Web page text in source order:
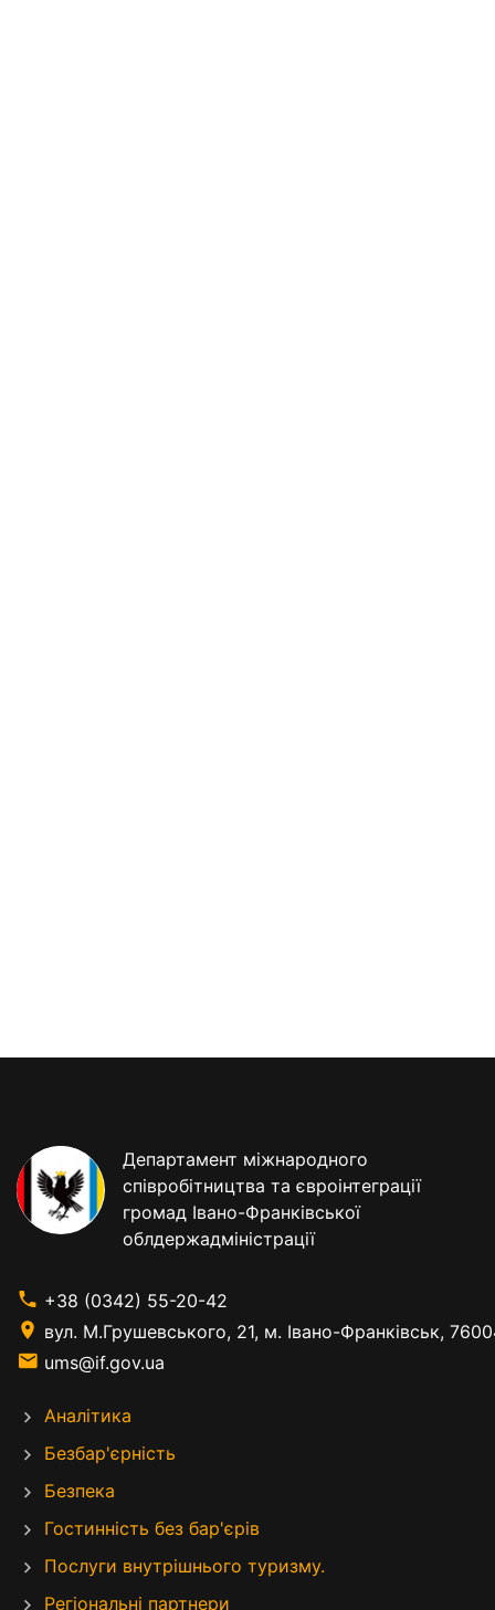
Департамент міжнародного
співробітництва та євроінтеграції
громад Івано-Франківської
облдержадміністрації
+38 (0342) 55-20-42
вул. М.Грушевського, 21, м. Івано-Франківськ,
ums@if.gov.ua
Аналітика
Безбар'єрність
Безпека
Гостинність без бар'єрів
Послуги внутрішнього туризму.
Регіональні партнери